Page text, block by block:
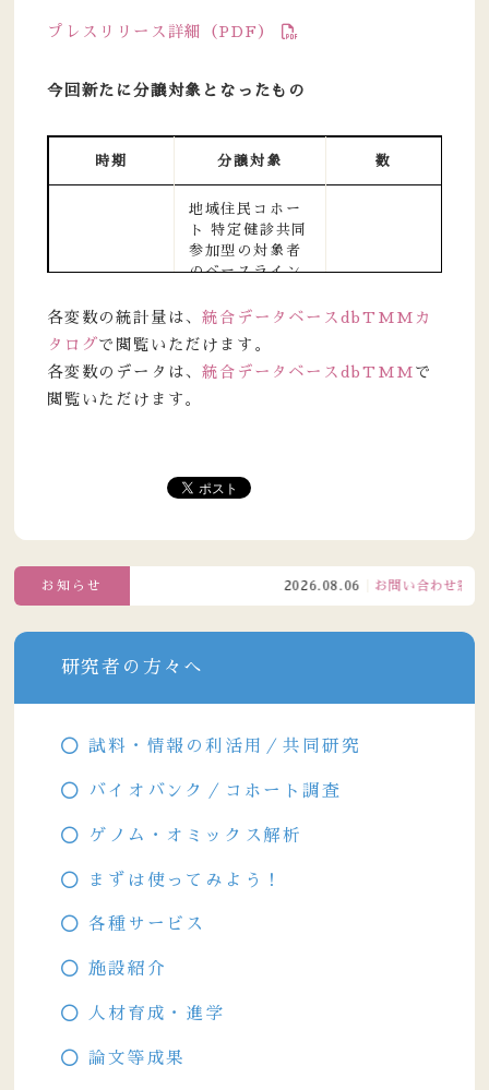
プレスリリース詳細（PDF）
今回新たに分譲対象となったもの
時期 分譲対象 数
地域住民コホー
ト 特定健診共同
参加型の対象者
のベースライン
（DNA、血
及び情報
基本情報（年
活・食）情報、
特定健康診査情
※ただし、自由
※ゲノム配列情
各変数の統計量は、統合データベースdbTMMカ
タログ で閲覧いただけます。
各変数のデータは、統合データベースdbTMM で
閲覧いただけます。
お知らせ 2026.08.06 お問い合わせ窓口
研究者の方々へ
試料・情報の利活用／共同研究
バイオバンク／コホート調査
ゲノム・オミックス解析
まずは使ってみよう！
各種サービス
施設紹介
人材育成・進学
論文等成果